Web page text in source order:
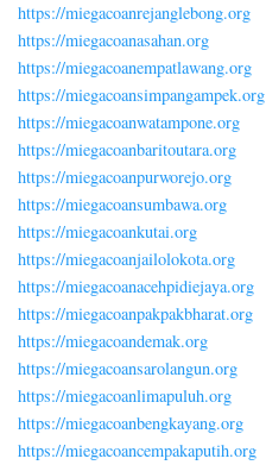
https://miegacoanrejanglebong.org
https://miegacoanasahan.org
https://miegacoanempatlawang.org
https://miegacoansimpangampek.org
https://miegacoanwatampone.org
https://miegacoanbaritoutara.org
https://miegacoanpurworejo.org
https://miegacoansumbawa.org
https://miegacoankutai.org
https://miegacoanjailolokota.org
https://miegacoanacehpidiejaya.org
https://miegacoanpakpakbharat.org
https://miegacoandemak.org
https://miegacoansarolangun.org
https://miegacoanlimapuluh.org
https://miegacoanbengkayang.org
https://miegacoancempakaputih.org